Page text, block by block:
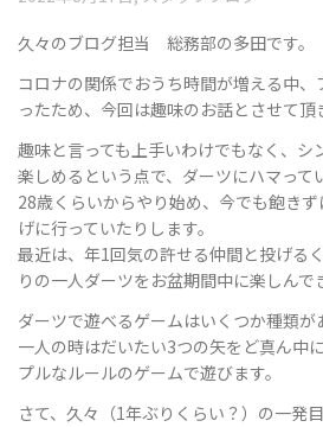
久々のブログ担当 総務部の多田です。
コロナの関係でおうち時間が増える中
ったため、今回は趣味のお話とさせて頂
趣味と言っても上手いわけでもなく、シ
楽しめるという点で、ダーツにハマって
28歳くらいからやり始め、今でも飽き
げに行っていたりします。
最近は、年1回気の許せる仲間と投げる
りの一人ダーツをお盆期間中に楽しんで
ダーツで遊べるゲームはいくつか種類が
一人の時はだいたい3つの矢をど真ん中
プルなルールのゲームで遊びます。
さて、久々（1年ぶりくらい？）の一発